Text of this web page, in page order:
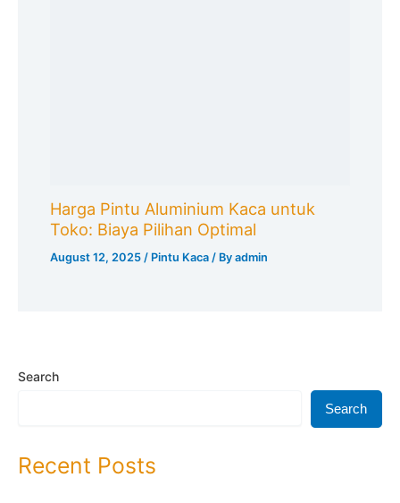
Harga Pintu Aluminium Kaca untuk
Toko: Biaya Pilihan Optimal
August 12, 2025/ Pintu Kaca / Byadmin
Search
Search
Recent Posts